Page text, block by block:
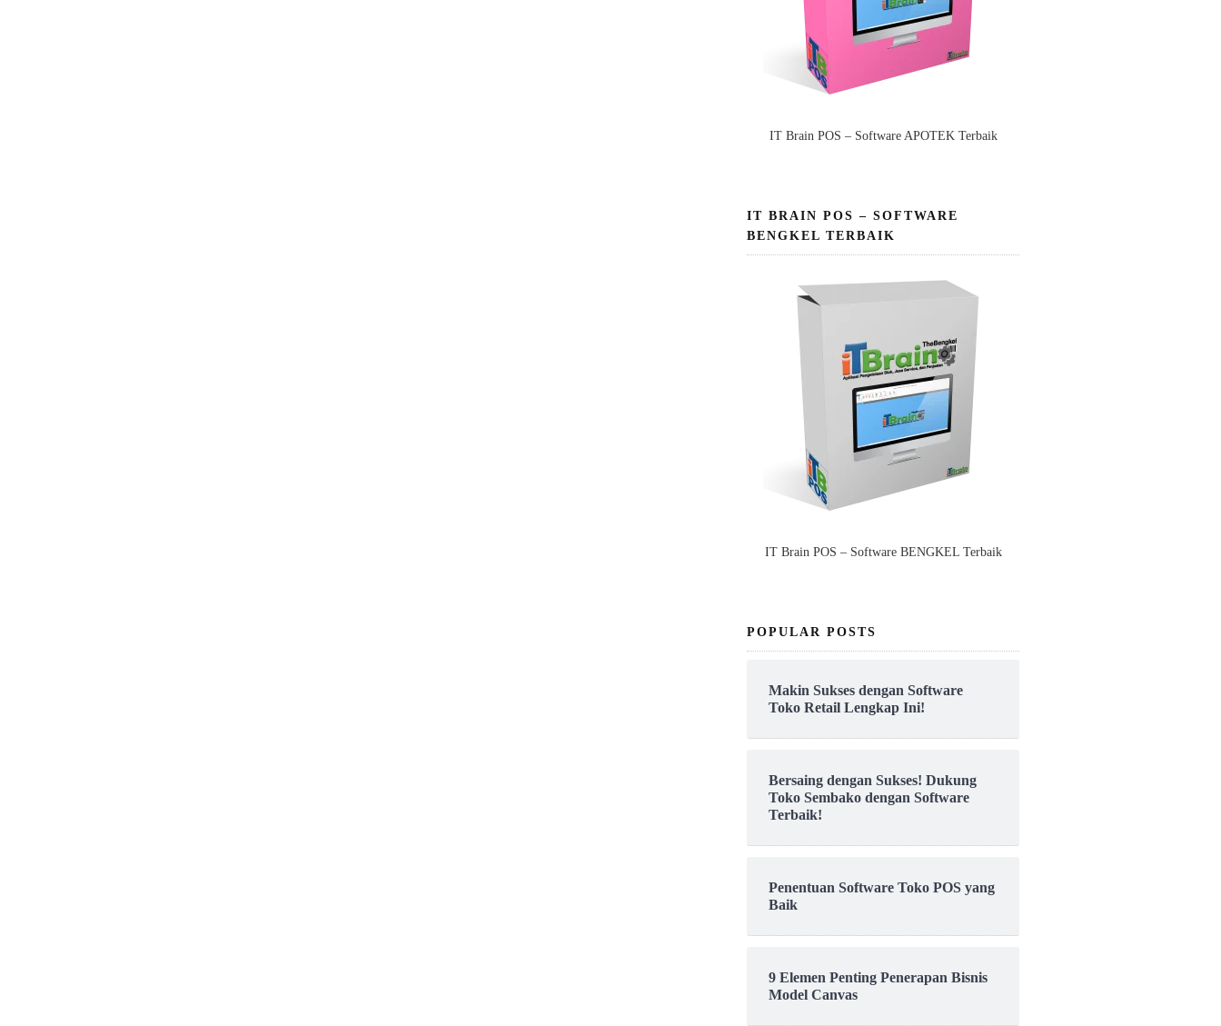
IT Brain POS – Software APOTEK Terbaik
IT BRAIN POS – SOFTWARE
BENGKEL TERBAIK
IT Brain POS – Software BENGKEL Terbaik
POPULAR POSTS
Makin Sukses dengan Software
Toko Retail Lengkap Ini!
Bersaing dengan Sukses! Dukung
Toko Sembako dengan Software
Terbaik!
Penentuan Software Toko POS yang
Baik
9 Elemen Penting Penerapan Bisnis
Model Canvas